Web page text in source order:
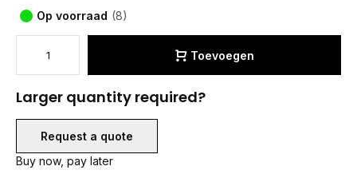
Op voorraad (8)
Toevoegen
Larger quantity required?
Request a quote
Buy now, pay later